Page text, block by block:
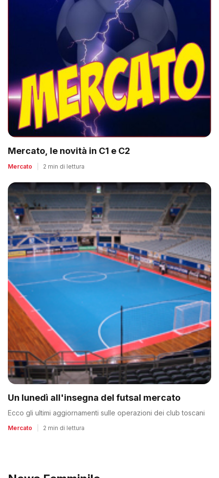
Mercato, le novità in C1 e C2
Mercato 2 min di lettura
Un lunedì all'insegna del futsal mercato
Ecco gli ultimi aggiornamenti sulle operazioni dei club toscani
Mercato 2 min di lettura